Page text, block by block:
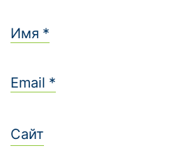
Имя *
Email *
Сайт